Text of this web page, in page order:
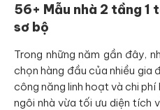
56+ Mẫu nhà 2 tầng 1
sơ bộ
Trong những năm gần đây,
chọn hàng đầu của nhiều gia
công năng linh hoạt và chi
ngôi nhà vừa tối ưu diện tích